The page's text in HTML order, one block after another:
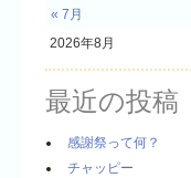
2026年8月
« 7月
最近の投稿
感謝祭って何？
チャッピー